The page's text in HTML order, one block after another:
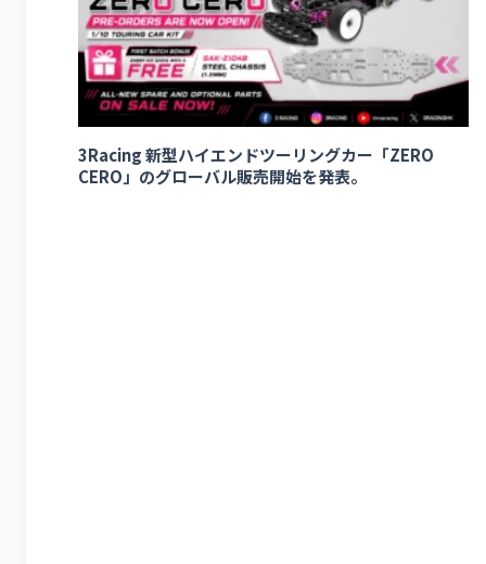
3Racing 新型ハイエンドツーリングカー「ZERO
CERO」のグローバル販売開始を発表。